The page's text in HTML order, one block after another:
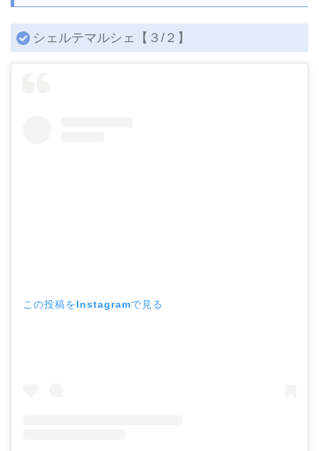
シェルテマルシェ【３/２】
この投稿をInstagramで見る